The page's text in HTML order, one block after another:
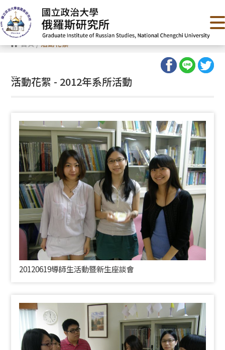
跳
到
主
要
內
容 首頁/活動花絮
:::
活動花絮 - 2012年系所活動
20120619導師生活動暨新生座談會